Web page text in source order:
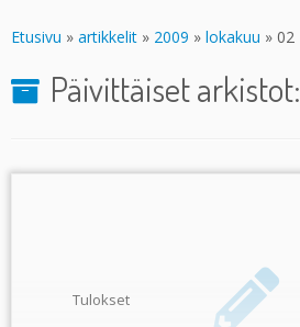
toEtusivu » artikkelit » 2009 » lokakuu » 02
Päivittäiset arkistot:
Tulokset